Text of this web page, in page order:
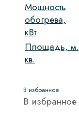
Мощность
обогрева,
кВт
Площадь, м.
кв.
В избранное
В избранное